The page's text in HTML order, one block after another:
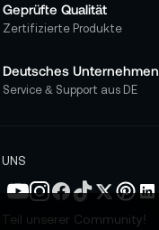
Geprüfte Qualität
Zertifizierte Produkte
Deutsches Unternehmen
Service & Support aus DE
unserer Community!